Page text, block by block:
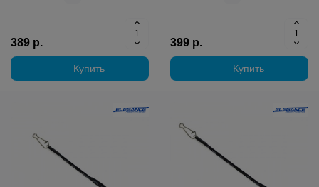
389 р.
Купить
399 р.
Купить